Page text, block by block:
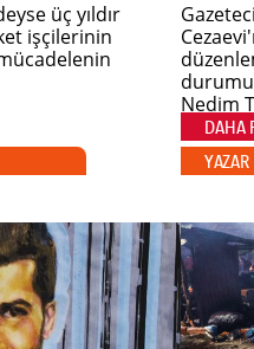
üç yıldır
işçilerinin
Nedim
DAHA